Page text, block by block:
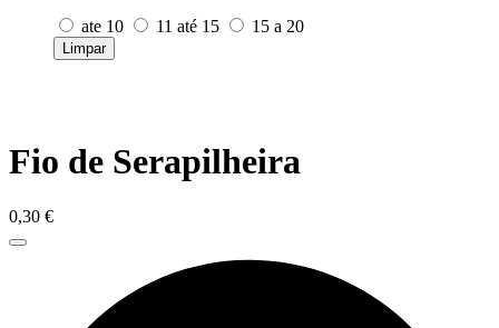
ate 10 11 até 15 15 a 20
Limpar
Fio de Serapilheira
0,30 €